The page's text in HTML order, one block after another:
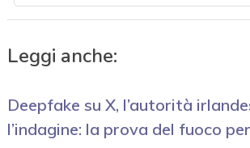
Leggi anche:
Deepfake su X, l’autorità
l’indagine: la prova del fuoco